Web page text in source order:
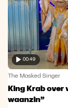
00:49
The Masked Singer
King Krab over
waanzin”